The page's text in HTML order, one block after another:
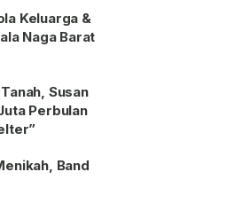
Keluarga &
Naga Barat
Susan
Perbulan
Band